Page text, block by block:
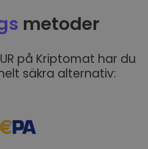
metoder
på Kriptomat har du
säkra alternativ: